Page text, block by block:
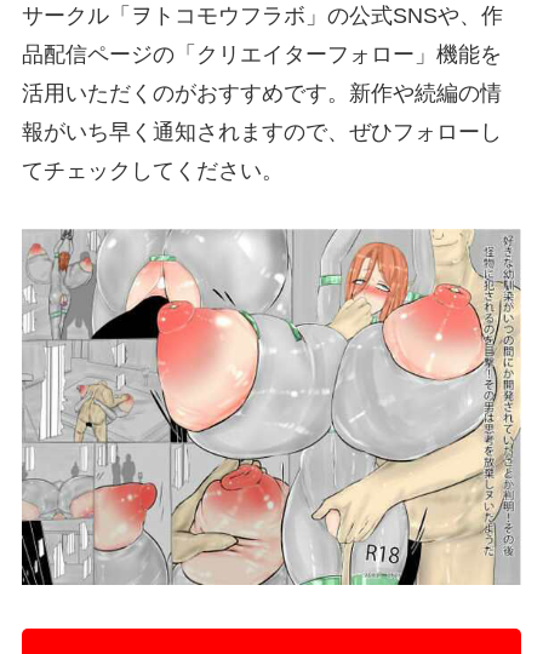
サークル「ヲトコモウフラボ」の公式SNSや、作
品配信ページの「クリエイターフォロー」機能を
活用いただくのがおすすめです。新作や続編の情
報がいち早く通知されますので、ぜひフォローし
てチェックしてください。